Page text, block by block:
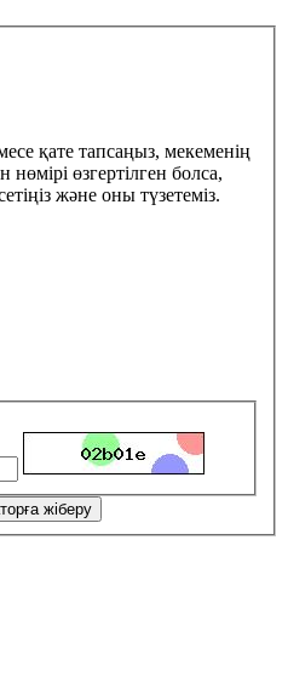
қате тапсаңыз, мекеменің
өзгертілген болса,
және оны түзетеміз.
жіберу